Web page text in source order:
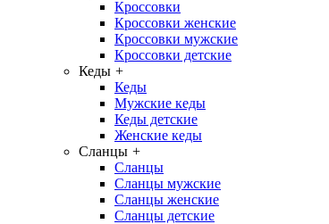
Кроссовки
Кроссовки женские
Кроссовки мужские
Кроссовки детские
Кеды +
Кеды
Мужские кеды
Кеды детские
Женские кеды
Сланцы +
Сланцы
Сланцы мужские
Сланцы женские
Сланцы детские